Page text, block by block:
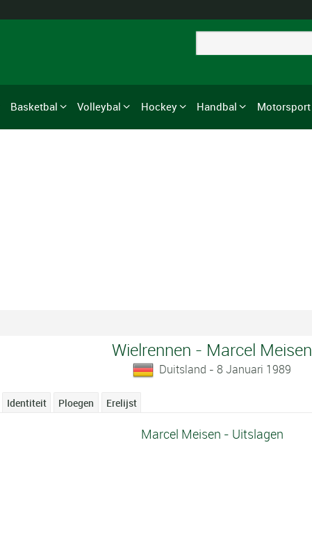
Basketbal Volleybal Hockey Handbal Motorsport
Wielrennen - Marcel Meisen
Duitsland - 8 Januari 1989
Identiteit Ploegen Erelijst
Marcel Meisen - Uitslagen